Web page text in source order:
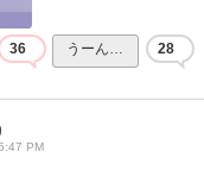
36 うーん… 28
PM